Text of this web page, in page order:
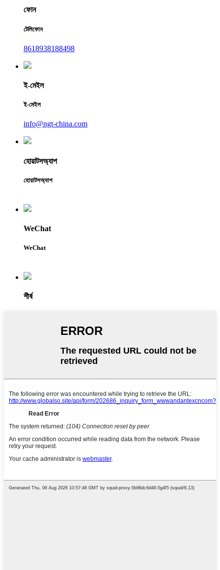
ফোন
টেলিফোন
8618938188498
ই-মেইল
ই-মেইল
info@ngt-china.com
হোয়াটসঅ্যাপ
হোয়াটসঅ্যাপ
WeChat
WeChat
শীর্ষ